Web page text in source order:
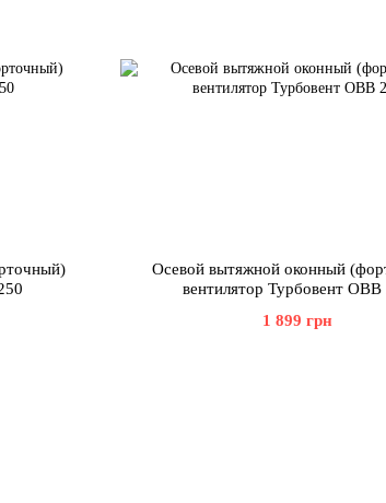
Осевой вытяжной оконный
вентилятор Турбовент ОВВ
1 899 грн